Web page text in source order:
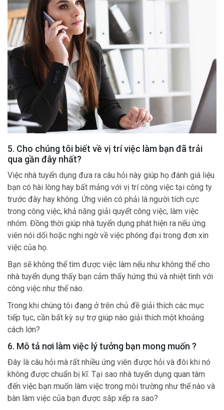
5. Cho chúng tôi biết về vị trí việc làm bạn đã trải
qua gần đây nhất?
Việc nhà tuyển dụng đưa ra câu hỏi này giúp họ đánh giá liệu
bạn có hài lòng hay bất mảng với vị trí công việc tại công ty
trước đây hay không. Ứng viên có phải là người tích cực
trong công việc, khả năng giải quyết công việc, làm việc
nhóm. Đồng thời giúp nhà tuyển dụng phát hiện ra nếu ứng
viên nói dối hoặc nghi ngờ về việc phóng đại trong đơn xin
việc của họ.
Bạn sẽ không thể tìm được việc làm nếu như không thể cho
nhà tuyển dụng thấy bạn cảm thấy hứng thú và nhiệt tình với
công việc như thế nào.
Trong khi chúng tôi đang ở trên chủ đề giải thích các mục
tiếp tục, cần bất kỳ sự trợ giúp nào giải thích một khoảng
cách lớn?
6. Mô tả nơi làm việc lý tưởng bạn mong muốn ?
Đây là câu hỏi mà rất nhiều ứng viên được hỏi và đôi khi nó
không được chuẩn bị kĩ. Tại sao nhà tuyển dụng quan tâm
đến việc bạn muốn làm việc trong môi trường như thế nào và
bàn làm việc của bạn được sắp xếp ra sao?